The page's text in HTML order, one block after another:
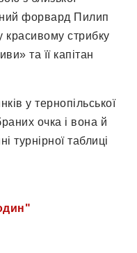
форвард Пилип
красивому стрибку
та її капітан
у тернопільської
очка і вона й
турнірної таблиці